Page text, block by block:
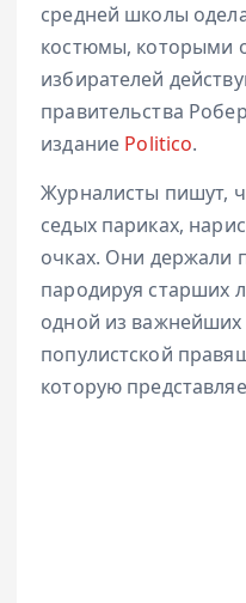
средней школы
костюмы, которыми
избирателей
правительства
издание Politico.
Журналисты пишут,
седых париках,
очках. Они держали
пародируя старших
одной из важнейших
популистской
которую